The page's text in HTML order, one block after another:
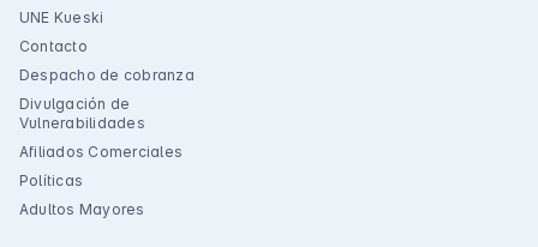
UNE Kueski
Contacto
Despacho de cobranza
Divulgación de
Vulnerabilidades
Afiliados Comerciales
Políticas
Adultos Mayores